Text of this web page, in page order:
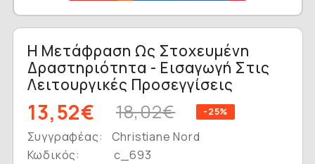
Η Μετάφραση Ως Στοχευμένη
Δραστηριότητα - Εισαγωγή Στις
Λειτουργικές Προσεγγίσεις
13,52€ 18,02€ -25%
Συγγραφέας:
Christiane Nord
Κωδικός:
c_693